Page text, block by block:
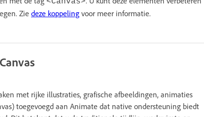
Zie deze koppeling voor meer informatie.
met rijke illustraties, grafische afbeeldingen, animaties
toegevoegd aan Animate dat native ondersteuning biedt